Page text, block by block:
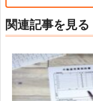
関連記事を見る